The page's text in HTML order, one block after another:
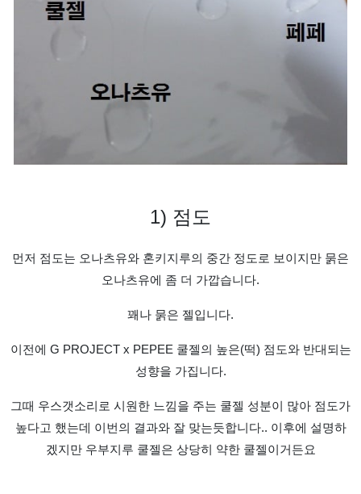
1) 점도
먼저 점도는 오나츠유와 혼키지루의 중간 정도로 보이지만 묽은
오나츠유에 좀 더 가깝습니다.
꽤나 묽은 젤입니다.
이전에 G PROJECT x PEPEE 쿨젤의 높은(떡) 점도와 반대되는
성향을 가집니다.
그때 우스갯소리로 시원한 느낌을 주는 쿨젤 성분이 많아 점도가
높다고 했는데 이번의 결과와 잘 맞는듯합니다.. 이후에 설명하
겠지만 우부지루 쿨젤은 상당히 약한 쿨젤이거든요